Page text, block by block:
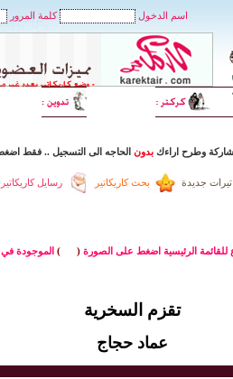
اسم الدخول كلمة المرور
وطرح اراءك بدون الحاجه الى التسجيل .. فقط
رسايل كاريكاتير بحث كاريكاتير جديدة
للقائمة الرئيسية اضغط على الصورة(
) الموجودة في
تقزم السخرية
عماد حجاج